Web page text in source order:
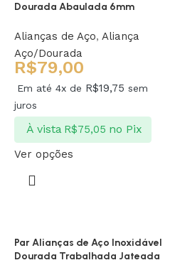
Dourada Abaulada 6mm
Alianças de Aço, Aliança
Aço/Dourada
R$79,00
Em até 4x de R$19,75 sem
juros
À vista R$75,05 no Pix
Ver opções
Par Alianças de Aço Inoxidável
Dourada Trabalhada Jateada